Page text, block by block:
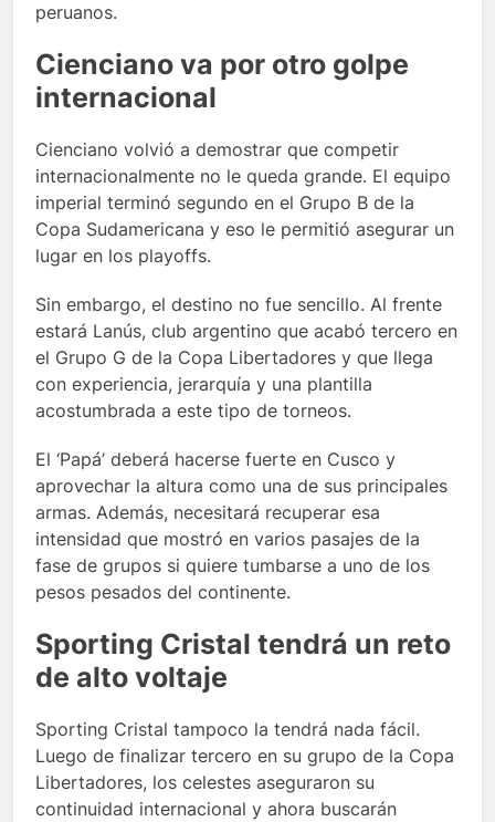
peruanos.
Cienciano va por otro golpe
internacional
Cienciano volvió a demostrar que competir
internacionalmente no le queda grande. El equipo
imperial terminó segundo en el Grupo B de la
Copa Sudamericana y eso le permitió asegurar un
lugar en los playoffs.
Sin embargo, el destino no fue sencillo. Al frente
estará Lanús, club argentino que acabó tercero en
el Grupo G de la Copa Libertadores y que llega
con experiencia, jerarquía y una plantilla
acostumbrada a este tipo de torneos.
El ‘Papá’ deberá hacerse fuerte en Cusco y
aprovechar la altura como una de sus principales
armas. Además, necesitará recuperar esa
intensidad que mostró en varios pasajes de la
fase de grupos si quiere tumbarse a uno de los
pesos pesados del continente.
Sporting Cristal tendrá un reto
de alto voltaje
Sporting Cristal tampoco la tendrá nada fácil.
Luego de finalizar tercero en su grupo de la Copa
Libertadores, los celestes aseguraron su
continuidad internacional y ahora buscarán